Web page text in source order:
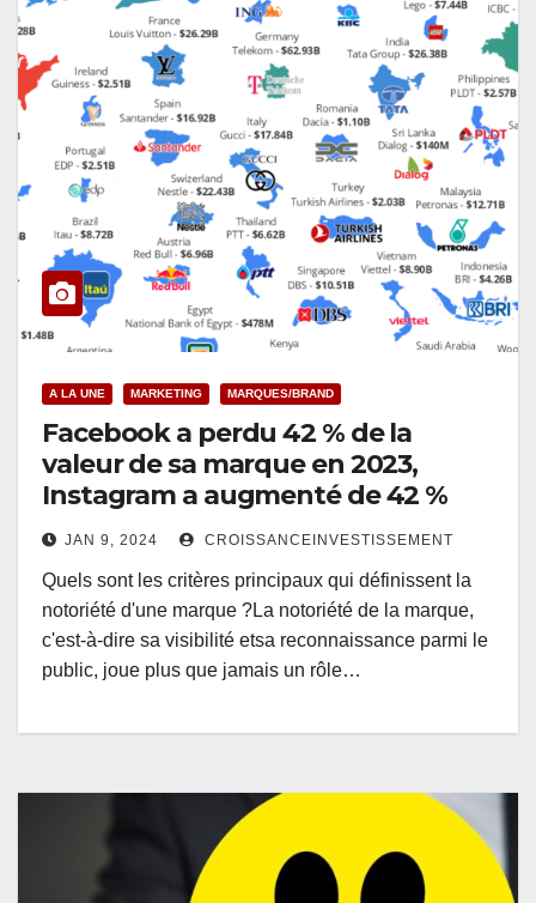
A LA UNE MARKETING MARQUES/BRAND
Facebook a perdu 42 % de la
valeur de sa marque en 2023,
Instagram a augmenté de 42 %
JAN 9, 2024 CROISSANCEINVESTISSEMENT
Quels sont les critères principaux qui définissent la
notoriété d'une marque ?La notoriété de la marque,
c'est-à-dire sa visibilité etsa reconnaissance parmi le
public, joue plus que jamais un rôle…